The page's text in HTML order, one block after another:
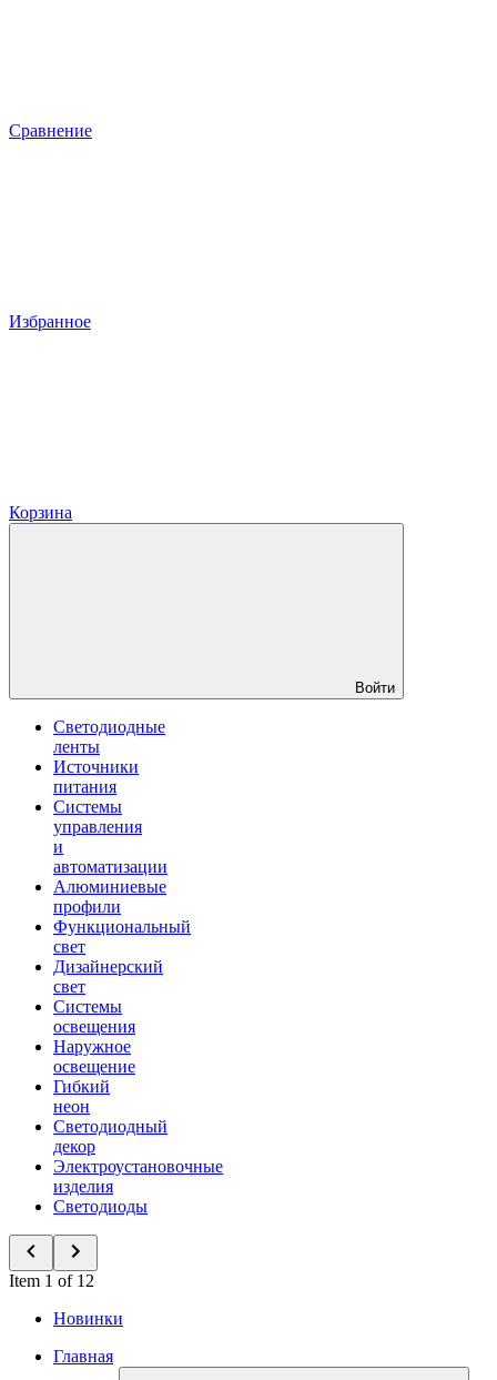
Сравнение
Избранное
Корзина
Войти
Светодиодные
ленты
Источники
питания
Системы
управления
и
автоматизации
Алюминиевые
профили
Функциональный
свет
Дизайнерский
свет
Системы
освещения
Наружное
освещение
Гибкий
неон
Светодиодный
декор
Электроустановочные
изделия
Светодиоды
Item 1 of 12
Новинки
Главная